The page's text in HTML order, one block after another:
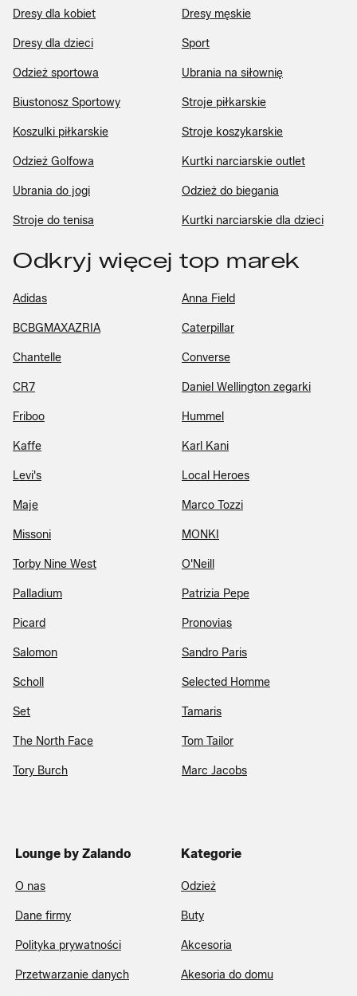
Dresy dla kobiet Dresy męskie
Dresy dla dzieci Sport
Odzież sportowa Ubrania na siłownię
Biustonosz Sportowy Stroje piłkarskie
Koszulki piłkarskie Stroje koszykarskie
Odzież Golfowa Kurtki narciarskie outlet
Ubrania do jogi Odzież do biegania
Stroje do tenisa Kurtki narciarskie dla dzieci
Odkryj więcej top marek
Adidas Anna Field
BCBGMAXAZRIA Caterpillar
Chantelle Converse
CR7 Daniel Wellington zegarki
Friboo Hummel
Kaffe Karl Kani
Levi's Local Heroes
Maje Marco Tozzi
Missoni MONKI
Torby Nine West O'Neill
Palladium Patrizia Pepe
Picard Pronovias
Salomon Sandro Paris
Scholl Selected Homme
Set Tamaris
The North Face Tom Tailor
Tory Burch Marc Jacobs
Lounge by Zalando
O nas
Dane firmy
Polityka prywatności
Przetwarzanie danych
Kategorie
Odzież
Buty
Akcesoria
Akesoria do domu